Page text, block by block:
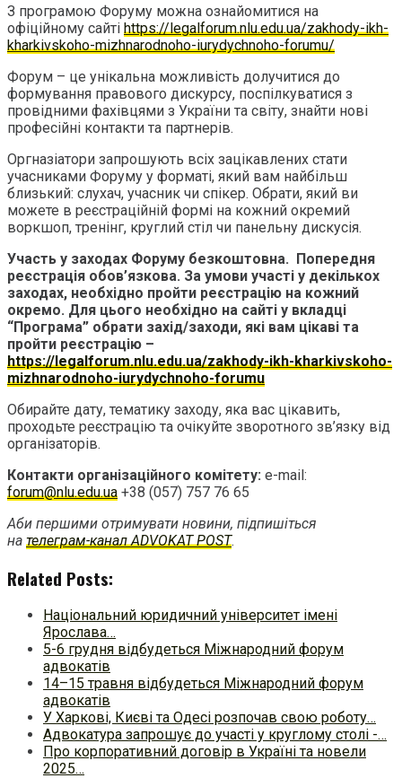
З програмою Форуму можна ознайомитися на
офіційному сайті https://legalforum.nlu.edu.ua/zakhody-ikh-
kharkivskoho-mizhnarodnoho-iurydychnoho-forumu/
Форум – це унікальна можливість долучитися до
формування правового дискурсу, поспілкуватися з
провідними фахівцями з України та світу, знайти нові
професійні контакти та партнерів.
Оргназіатори запрошують всіх зацікавлених стати
учасниками Форуму у форматі, який вам найбільш
близький: слухач, учасник чи спікер. Обрати, який ви
можете в реєстраційній формі на кожний окремий
воркшоп, тренінг, круглий стіл чи панельну дискусія.
Участь у заходах Форуму безкоштовна. Попередня
реєстрація обов’язкова. За умови участі у декількох
заходах, необхідно пройти реєстрацію на кожний
окремо. Для цього необхідно на сайті у вкладці
“Програма” обрати захід/заходи, які вам цікаві та
пройти реєстрацію –
https://legalforum.nlu.edu.ua/zakhody-ikh-kharkivskoho-
mizhnarodnoho-iurydychnoho-forumu
Обирайте дату, тематику заходу, яка вас цікавить,
проходьте реєстрацію та очікуйте зворотного зв’язку від
організаторів.
Контакти організаційного комітету: e-mail:
forum@nlu.edu.ua +38 (057) 757 76 65
Аби першими отримувати новини, підпишіться
на телеграм-канал ADVOKAT POST.
Related Posts:
Національний юридичний університет імені
Ярослава…
5-6 грудня відбудеться Міжнародний форум
адвокатів
14–15 травня відбудеться Міжнародний форум
адвокатів
У Харкові, Києві та Одесі розпочав свою роботу…
Адвокатура запрошує до участі у круглому столі -…
Про корпоративний договір в Україні та новели
2025…